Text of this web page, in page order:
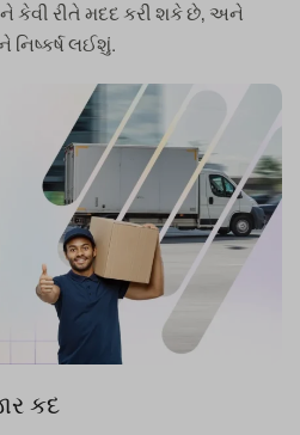
કેવી રીતે મદદ કરી શકે છે, અને
લઈશું.
કદ